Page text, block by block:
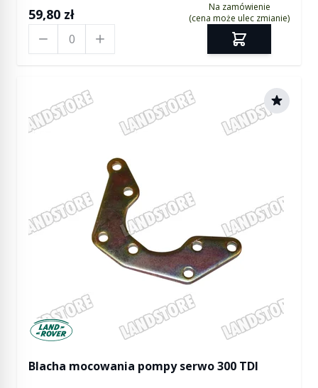
59,80 zł
Na zamówienie
(cena może ulec zmianie)
Manufactured by Land rover
Blacha mocowania pompy serwo 300 TDI